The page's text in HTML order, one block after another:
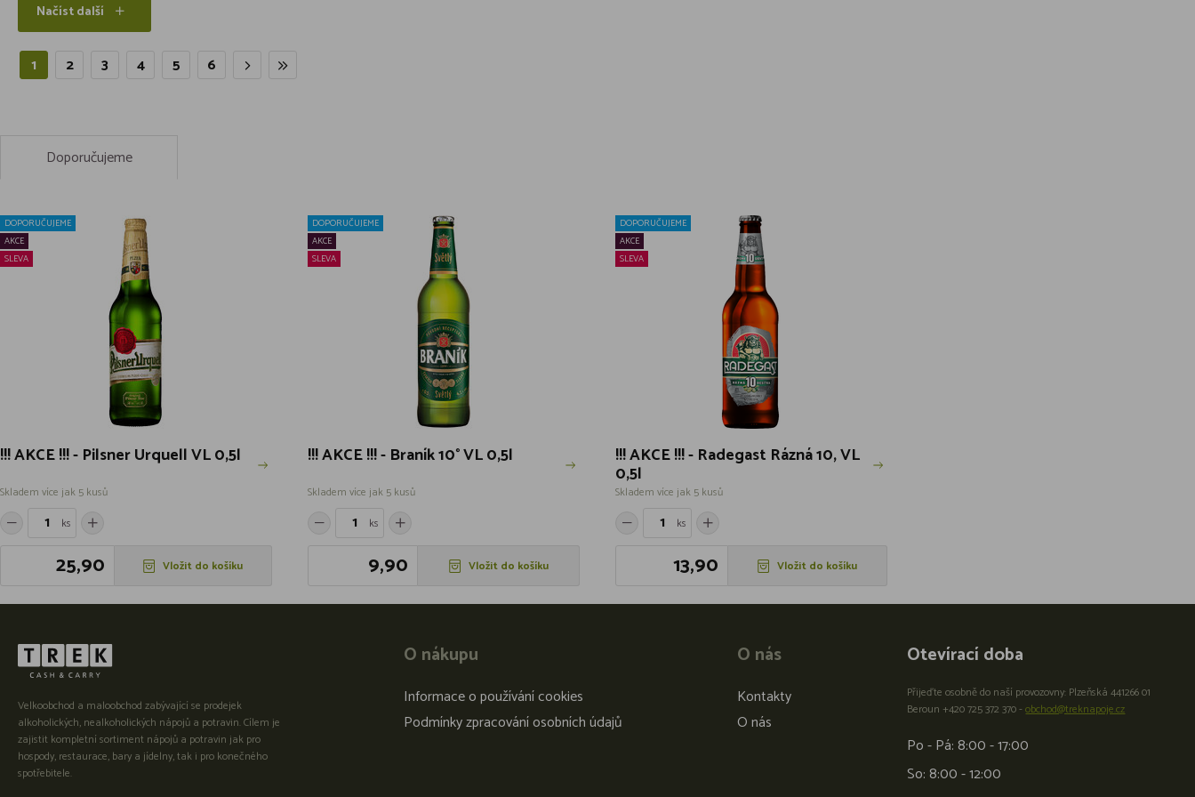
Načíst další
1 2 3 4 5 6
Doporučujeme
DOPORUČUJEME
AKCE
SLEVA
!!! AKCE !!! - Pilsner Urquell VL 0,5l
Skladem více jak 5 kusů
ks
25,90 Vložit do košíku
DOPORUČUJEME
AKCE
SLEVA
!!! AKCE !!! - Braník 10° VL 0,5l
Skladem více jak 5 kusů
ks
9,90 Vložit do košíku
DOPORUČUJEME
AKCE
SLEVA
!!! AKCE !!! - Radegast Rázná 10, VL
0,5l
Skladem více jak 5 kusů
ks
13,90 Vložit do košíku
Velkoobchod a maloobchod zabývající se prodejek
alkoholických, nealkoholických nápojů a potravin. Cílem je
zajistit kompletní sortiment nápojů a potravin jak pro
hospody, restaurace, bary a jídelny, tak i pro konečného
spotřebitele.
O nákupu
Informace o používání cookies
Podmínky zpracování osobních údajů
O nás
Kontakty
O nás
Otevírací doba
Přijeďte osobně do naší provozovny: Plzeňská 441266 01
Beroun +420 725 372 370 -obchod@treknapoje.cz
Po - Pá: 8:00 - 17:00
So: 8:00 - 12:00